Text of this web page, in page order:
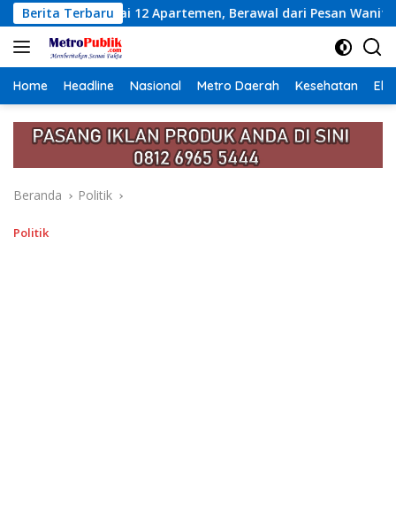
Langsung
ke
konten
Berita Terbaru
Berawal dari Pesan Wanita Lewat Aplikasi Kencan
Home Headline Nasional Metro Daerah Kesehatan
Beranda Politik
Politik